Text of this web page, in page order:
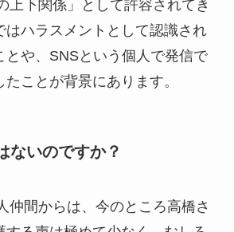
上下関係」として許容されてき
はハラスメントとして認識され
とや、SNSという個人で発信で
ことが背景にあります。
ないのですか？
仲間からは、今のところ高橋さ